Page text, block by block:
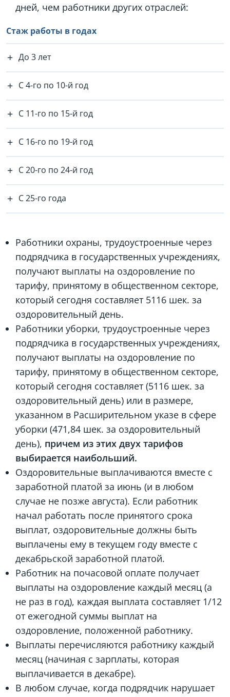
дней, чем работники других отраслей:
Стаж работы в годах
До 3 лет
С 4-го по 10-й год
С 11-го по 15-й год
С 16-го по 19-й год
С 20-го по 24-й год
С 25-го года
Работники охраны, трудоустроенные через
подрядчика в государственных учреждениях,
получают выплаты на оздоровление по
тарифу, принятому в общественном секторе,
который сегодня составляет 5116 шек. за
оздоровительный день.
Работники уборки, трудоустроенные через
подрядчика в государственных учреждениях,
получают выплаты на оздоровление по
тарифу, принятому в общественном секторе,
который сегодня составляет (5116 шек. за
оздоровительный день) или в размере,
указанном в Расширительном указе в сфере
уборки (471,84 шек. за оздоровительный
день), причем из этих двух тарифов
выбирается наибольший.
Оздоровительные выплачиваются вместе с
заработной платой за июнь (и в любом
случае не позже августа). Если работник
начал работать после принятого срока
выплат, оздоровительные должны быть
выплачены ему в текущем году вместе с
декабрьской заработной платой.
Работник на почасовой оплате получает
выплаты на оздоровление каждый месяц (а
не раз в год), каждая выплата составляет 1/12
от ежегодной суммы выплат на
оздоровление, положенной работнику.
Выплаты перечисляются работнику каждый
месяц (начиная с зарплаты, которая
выплачивается в декабре).
В любом случае, когда подрядчик нарушает